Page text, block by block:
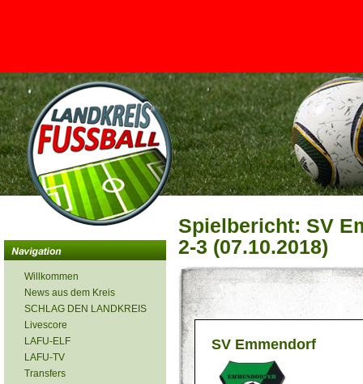
<
Willkommen
News aus dem Kreis
SCHLAG DEN LANDKREIS
Livescore
LAFU-ELF
LAFU-TV
Transfers
Spielbericht: SV
2-3 (07.10.2018)
SV Emmendorf